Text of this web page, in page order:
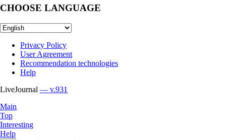
CHOOSE LANGUAGE
Privacy Policy
User Agreement
Recommendation technologies
Help
LiveJournal — v.931
Main
Top
Interesting
Help